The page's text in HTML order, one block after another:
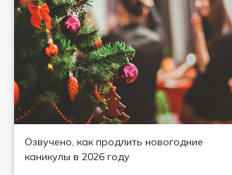
Озвучено, как продлить новогодние
каникулы в 2026 году